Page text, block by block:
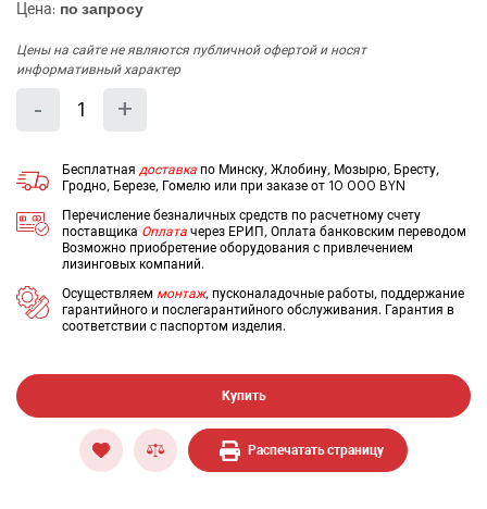
Цена: по запросу
Цены на сайте не являются публичной офертой и носят
информативный характер
- Уменьшить
на
еденицу
+
на
еденицу
Бесплатная доставка по Минску, Жлобину, Мозырю, Бресту,
Гродно, Березе, Гомелю или при заказе от 10 000 BYN
Перечисление безналичных средств по расчетному счету
поставщика Оплата через ЕРИП, Оплата банковским переводом
Возможно приобретение оборудования с привлечением
лизинговых компаний.
Осуществляем монтаж, пусконаладочные работы, поддержание
гарантийного и послегарантийного обслуживания. Гарантия в
соответствии с паспортом изделия.
Купить
Распечатать страницу